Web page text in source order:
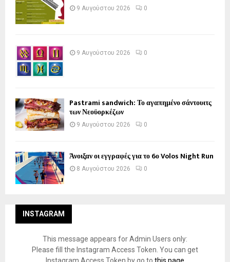
9 Αυγούστου 2026 0
9 Αυγούστου 2026 0
Pastrami sandwich: Το αγαπημένο σάντουιτς
των Νεοϋορκέζων
9 Αυγούστου 2026 0
Άνοιξαν οι εγγραφές για το 6ο Volos Night Run
8 Αυγούστου 2026 0
INSTAGRAM
This message appears for Admin Users only:
Please fill the Instagram Access Token. You can get